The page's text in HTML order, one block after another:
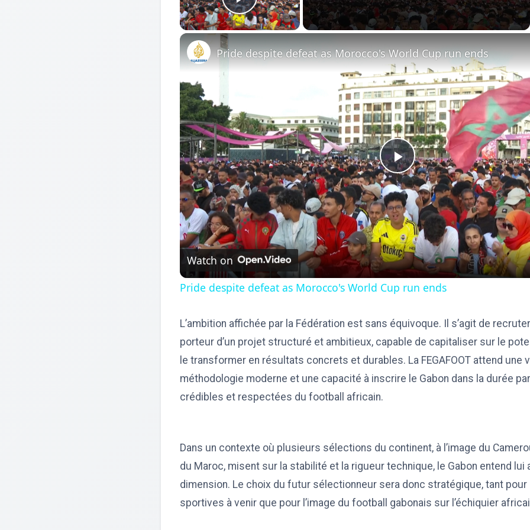
Play Video
Play
Video
Pride despite defeat as Morocco's World Cup run ends
Watch on
Pride despite defeat as Morocco's World Cup run ends
L’ambition affichée par la Fédération est sans équivoque. Il s’agit de
porteur d’un projet structuré et ambitieux, capable de capitaliser sur le
le transformer en résultats concrets et durables. La FEGAFOOT attend une
méthodologie moderne et une capacité à inscrire le Gabon dans la durée
crédibles et respectées du football africain.
Dans un contexte où plusieurs sélections du continent, à l’image du
du Maroc, misent sur la stabilité et la rigueur technique, le Gabon entend lui
dimension. Le choix du futur sélectionneur sera donc stratégique, tant
sportives à venir que pour l’image du football gabonais sur l’échiquier